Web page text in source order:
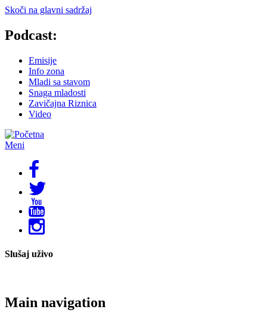
Skoči na glavni sadržaj
Podcast:
Emisije
Info zona
Mladi sa stavom
Snaga mladosti
Zavičajna Riznica
Video
Meni
Slušaj uživo
Main navigation